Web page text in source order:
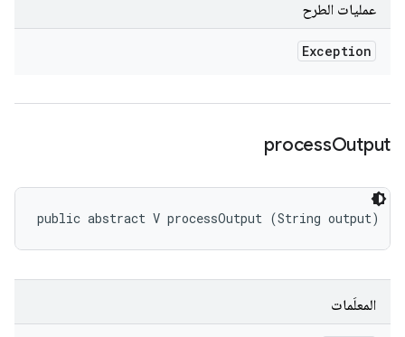
عمليات الطرح
Exception
processOutput
public abstract V processOutput (String output)
المعلَمات